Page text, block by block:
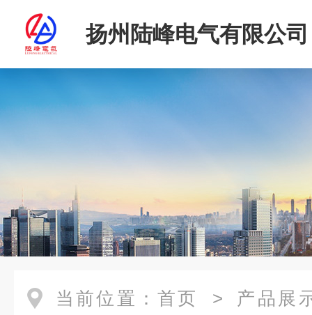
扬州陆峰电气有限公司
当前位置： 首页 > 产品展